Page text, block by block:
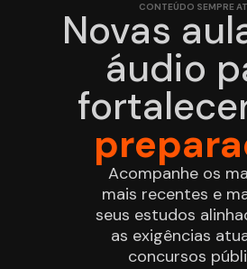
CONTEÚDO SEMPRE
Novas
áudio
Acompanhe os
mais recentes e
seus estudos
as exigências
concursos